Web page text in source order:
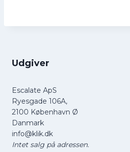
Udgiver
Escalate ApS
Ryesgade 106A,
2100 København Ø
Danmark
info@klik.dk
Intet salg på adressen.